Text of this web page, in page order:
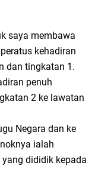
saya membawa
kehadiran
dan tingkatan 1.
penuh
2 ke lawatan
Negara dan ke
ialah
dididik kepada